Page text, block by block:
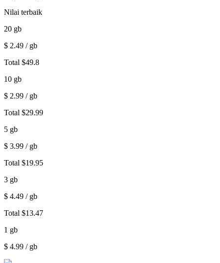
Nilai terbaik
20 gb
$ 2.49 / gb
Total $49.8
10 gb
$ 2.99 / gb
Total $29.99
5 gb
$ 3.99 / gb
Total $19.95
3 gb
$ 4.49 / gb
Total $13.47
1 gb
$ 4.99 / gb